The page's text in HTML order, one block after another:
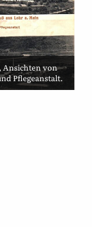
Ansichten von
Pflegeanstalt.